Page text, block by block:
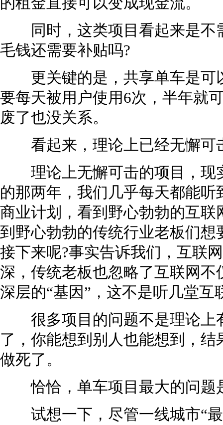
同时，这类项目看起来是不
毛钱还需要补贴吗?
更关键的是，共享单车是可
要每天被用户使用6次，半年就
废了也没关系。
看起来，理论上已经无懈可
理论上无懈可击的项目，现
的那两年，我们几乎每天都能
商业计划，看到野心勃勃的互
到野心勃勃的传统行业老板们想
接下来呢?事实告诉我们，互联
深，传统老板也忽略了互联网
深层的“基因”，这不是听几堂
很多项目的问题不是理论上
了，你能想到别人也能想到，
做死了。
恰恰，单车项目最大的问题
试想一下，尽管一线城市“最